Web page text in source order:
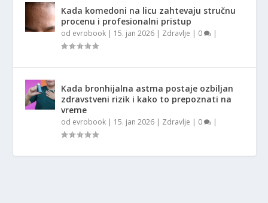
Kada komedoni na licu zahtevaju stručnu
procenu i profesionalni pristup
od evrobook | 15. jan 2026 | Zdravlje | 0 |
Kada bronhijalna astma postaje ozbiljan
zdravstveni rizik i kako to prepoznati na
vreme
od evrobook | 15. jan 2026 | Zdravlje | 0 |